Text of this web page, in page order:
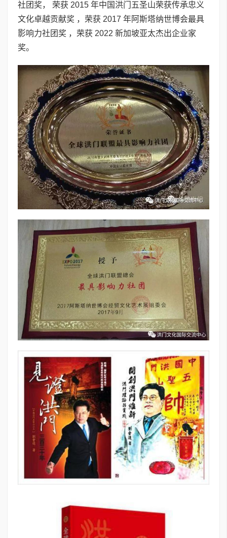
社团奖， 荣获 2015 年中国洪门五圣山荣获传承忠义
文化卓越贡献奖 ，荣获 2017 年阿斯塔纳世博会最具
影响力社团奖 ，荣获 2022 新加坡亚太杰出企业家
奖。